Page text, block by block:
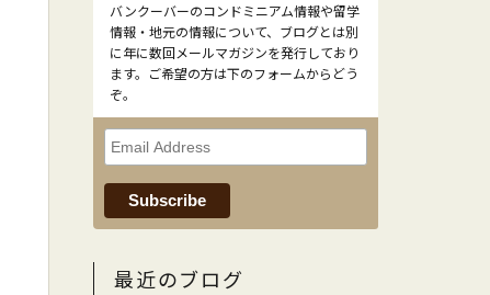
バンクーバーのコンドミニアム情報や留学
情報・地元の情報について、ブログとは別
に年に数回メールマガジンを発行しており
ます。ご希望の方は下のフォームからどう
ぞ。
最近のブログ